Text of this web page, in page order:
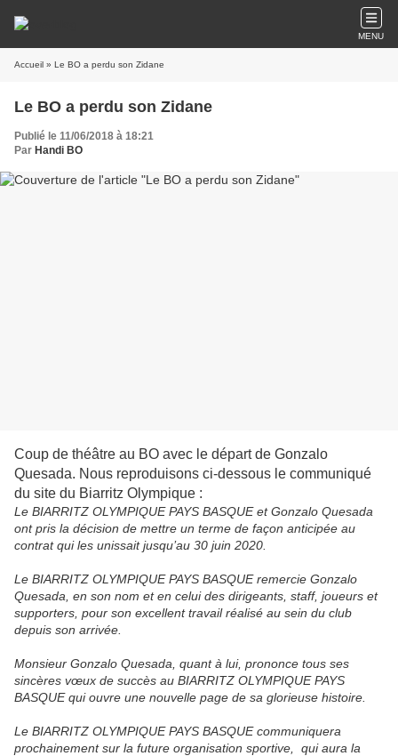
MENU
Accueil » Le BO a perdu son Zidane
Le BO a perdu son Zidane
Publié le 11/06/2018 à 18:21
Par Handi BO
Coup de théâtre au BO avec le départ de Gonzalo
Quesada. Nous reproduisons ci-dessous le communiqué
du site du Biarritz Olympique :
Le BIARRITZ OLYMPIQUE PAYS BASQUE et Gonzalo Quesada
ont pris la décision de mettre un terme de façon anticipée au
contrat qui les unissait jusqu’au 30 juin 2020.
Le BIARRITZ OLYMPIQUE PAYS BASQUE remercie Gonzalo
Quesada, en son nom et en celui des dirigeants, staff, joueurs et
supporters, pour son excellent travail réalisé au sein du club
depuis son arrivée.
Monsieur Gonzalo Quesada, quant à lui, prononce tous ses
sincères vœux de succès au BIARRITZ OLYMPIQUE PAYS
BASQUE qui ouvre une nouvelle page de sa glorieuse histoire.
Le BIARRITZ OLYMPIQUE PAYS BASQUE communiquera
prochainement sur la future organisation sportive, qui aura la